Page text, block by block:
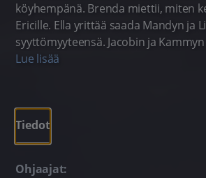
köyhempänä. Brenda miettii, miten
Ericille. Ella yrittää saada Mandyn ja
syyttömyyteensä. Jacobin ja
ei suju hyvin.
Lue lisää
Tiedot
Ohjaajat: